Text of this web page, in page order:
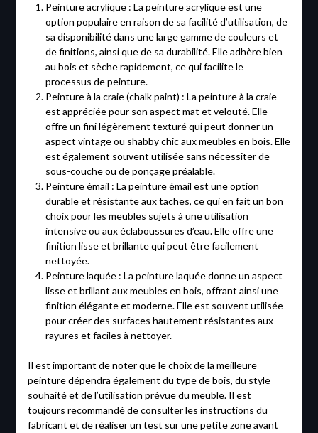
Peinture acrylique : La peinture acrylique est une
option populaire en raison de sa facilité d’utilisation, de
sa disponibilité dans une large gamme de couleurs et
de finitions, ainsi que de sa durabilité. Elle adhère bien
au bois et sèche rapidement, ce qui facilite le
processus de peinture.
Peinture à la craie (chalk paint) : La peinture à la craie
est appréciée pour son aspect mat et velouté. Elle
offre un fini légèrement texturé qui peut donner un
aspect vintage ou shabby chic aux meubles en bois. Elle
est également souvent utilisée sans nécessiter de
sous-couche ou de ponçage préalable.
Peinture émail : La peinture émail est une option
durable et résistante aux taches, ce qui en fait un bon
choix pour les meubles sujets à une utilisation
intensive ou aux éclaboussures d’eau. Elle offre une
finition lisse et brillante qui peut être facilement
nettoyée.
Peinture laquée : La peinture laquée donne un aspect
lisse et brillant aux meubles en bois, offrant ainsi une
finition élégante et moderne. Elle est souvent utilisée
pour créer des surfaces hautement résistantes aux
rayures et faciles à nettoyer.
Il est important de noter que le choix de la meilleure
peinture dépendra également du type de bois, du style
souhaité et de l’utilisation prévue du meuble. Il est
toujours recommandé de consulter les instructions du
fabricant et de réaliser un test sur une petite zone avant